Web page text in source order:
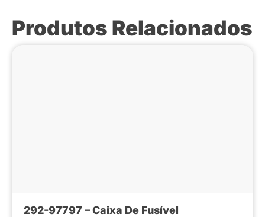
Produtos Relacionados
292-97797 – Caixa De Fusível